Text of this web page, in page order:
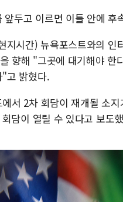
두고 이르면 이틀 안에 후
지시간) 뉴욕포스트와의
향해 "그곳에 대기해야
"고 밝혔다.
서 2차 회담이 재개될 소
담이 열릴 수 있다고 보도